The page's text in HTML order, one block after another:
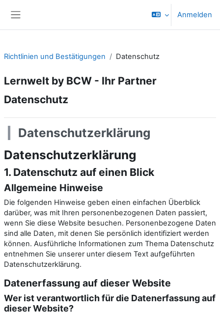
Anmelden
Richtlinien und Bestätigungen Datenschutz
Lernwelt by BCW - Ihr Partner
Datenschutz
Datenschutz­erklärung
Datenschutz­erklärung
1. Datenschutz auf einen Blick
Allgemeine Hinweise
Die folgenden Hinweise geben einen einfachen Überblick
darüber, was mit Ihren personenbezogenen Daten passiert,
wenn Sie diese Website besuchen. Personenbezogene Daten
sind alle Daten, mit denen Sie persönlich identifiziert werden
können. Ausführliche Informationen zum Thema Datenschutz
entnehmen Sie unserer unter diesem Text aufgeführten
Datenschutzerklärung.
Datenerfassung auf dieser Website
Wer ist verantwortlich für die Datenerfassung auf
dieser Website?